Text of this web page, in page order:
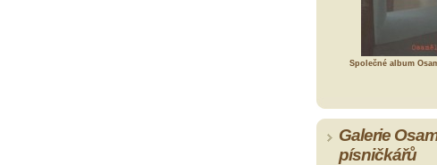
Společné album
Galerie
písničkářů